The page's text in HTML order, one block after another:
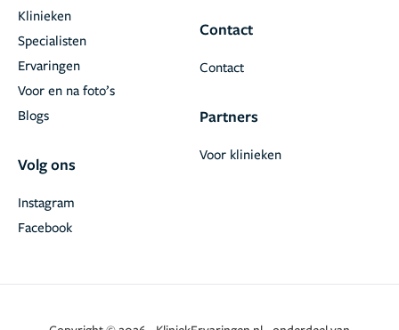
Klinieken
Specialisten
Ervaringen
Voor en na foto’s
Blogs
Volg ons
Facebook
Instagram
Contact
Contact
Partners
Voor klinieken